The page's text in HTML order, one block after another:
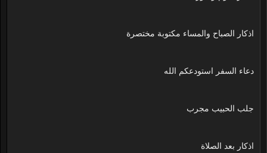
اذكار الصباح والمساء مكتوبة مختصرة
دعاء السفر استودعكم الله
جلب الحبيب مجرب
اذكار بعد الصلاة